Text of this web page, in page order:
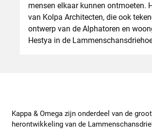
mensen elkaar kunnen ontmoeten.
van Kolpa Architecten, die ook
ontwerp van de Alphatoren en
Hestya in de
Kappa & Omega zijn onderdeel van de
herontwikkeling van de